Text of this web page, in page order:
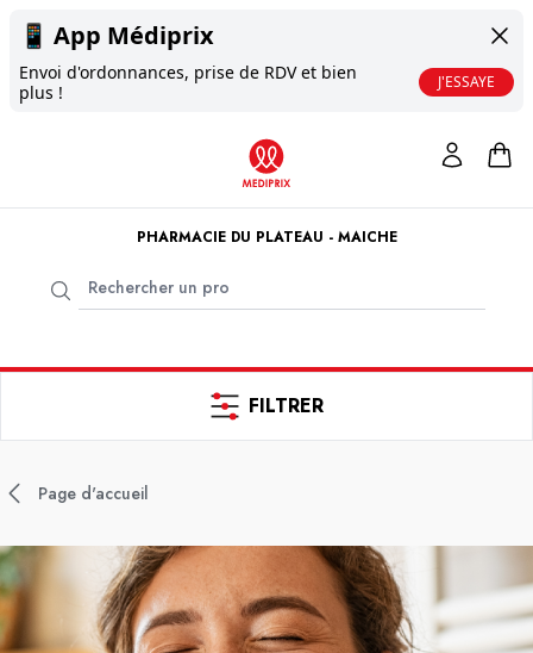
📱 App Médiprix
Envoi d'ordonnances, prise de RDV et bien
plus !
J'ESSAYE
PHARMACIE DU PLATEAU - MAICHE
FILTRER
Page d'accueil